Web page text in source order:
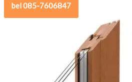
bel 085-7606847